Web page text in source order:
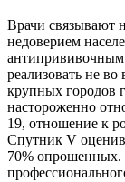
Врачи связывают
недоверием
антипрививочным
реализовать не
крупных городов
настороженно
19, отношение к
Спутник V
70% опрошенных.